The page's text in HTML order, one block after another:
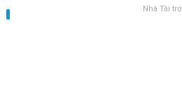
Nhà Tài trợ